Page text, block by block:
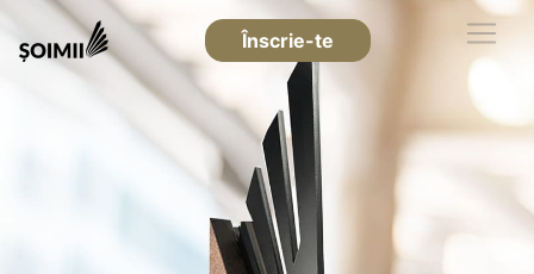
Înscrie-te